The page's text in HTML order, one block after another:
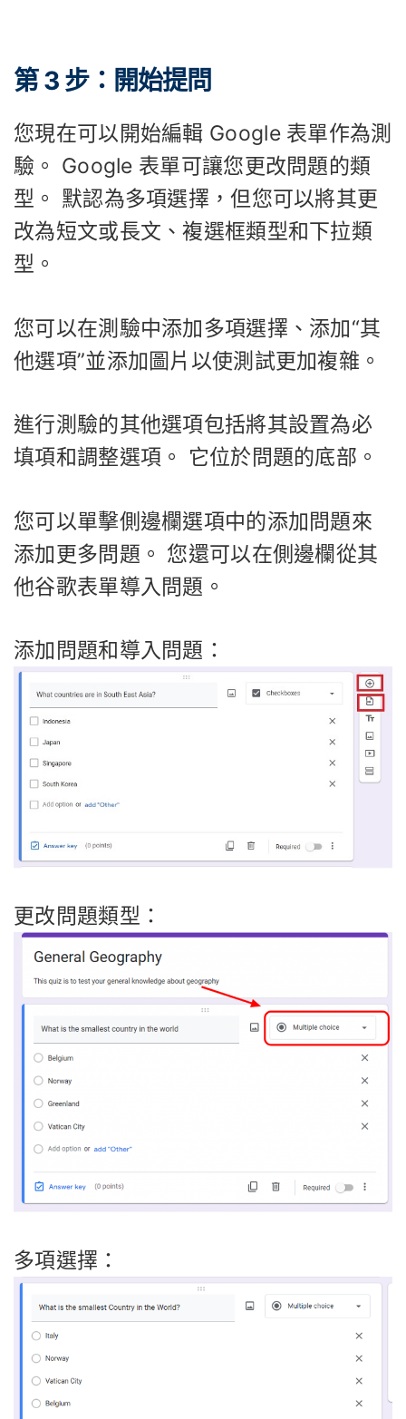
第 3 步：開始提問
您現在可以開始編輯 Google 表單作為測
驗。 Google 表單可讓您更改問題的類
型。 默認為多項選擇，但您可以將其更
改為短文或長文、複選框類型和下拉類
型。
您可以在測驗中添加多項選擇、添加“其
他選項”並添加圖片以使測試更加複雜。
進行測驗的其他選項包括將其設置為必
填項和調整選項。 它位於問題的底部。
您可以單擊側邊欄選項中的添加問題來
添加更多問題。 您還可以在側邊欄從其
他谷歌表單導入問題。
添加問題和導入問題：
更改問題類型：
多項選擇：